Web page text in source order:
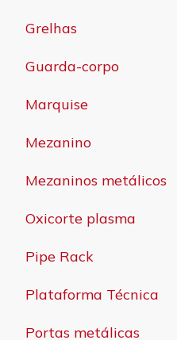
Grelhas
Guarda-corpo
Marquise
Mezanino
Mezaninos metálicos
Oxicorte plasma
Pipe Rack
Plataforma Técnica
Portas metálicas